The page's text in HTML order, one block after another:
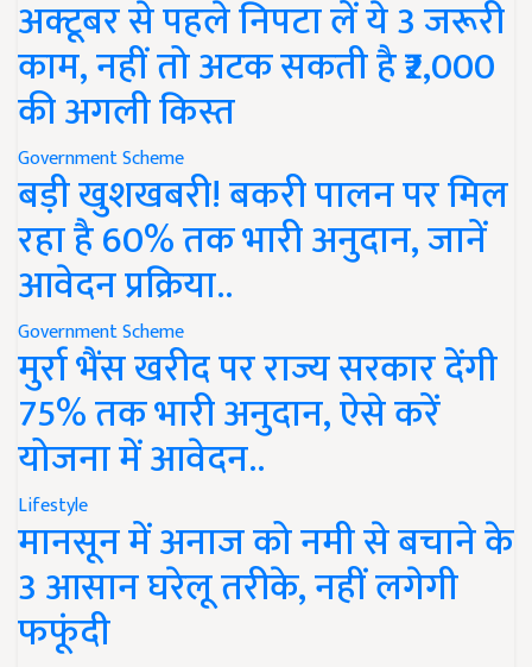
अक्टूबर से पहले निपटा लें ये 3 जरूरी
काम, नहीं तो अटक सकती है ₹2,000
की अगली किस्त
Government Scheme
बड़ी खुशखबरी! बकरी पालन पर मिल
रहा है 60% तक भारी अनुदान, जानें
आवेदन प्रक्रिया..
Government Scheme
मुर्रा भैंस खरीद पर राज्य सरकार देंगी
75% तक भारी अनुदान, ऐसे करें
योजना में आवेदन..
Lifestyle
मानसून में अनाज को नमी से बचाने के
3 आसान घरेलू तरीके, नहीं लगेगी
फफूंदी